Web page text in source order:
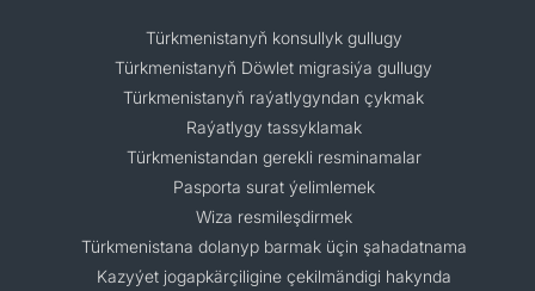
Türkmenistanyň konsullyk gullugy
Türkmenistanyň Döwlet migrasiýa gullugy
Türkmenistanyň raýatlygyndan çykmak
Raýatlygy tassyklamak
Türkmenistandan gerekli resminamalar
Pasporta surat ýelimlemek
Wiza resmileşdirmek
Türkmenistana dolanyp barmak üçin şahadatnama
Kazyýet jogapkärçiligine çekilmändigi hakynda